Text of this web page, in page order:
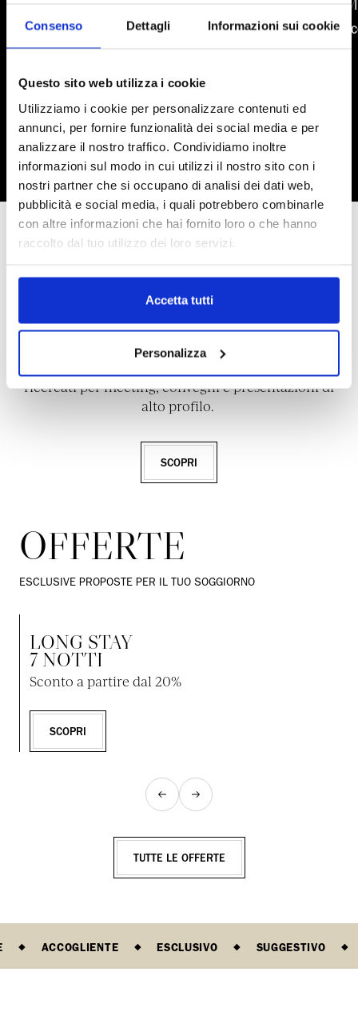
Consenso Dettagli Informazioni sui cookie
Questo sito web utilizza i cookie
Utilizziamo i cookie per personalizzare contenuti ed
annunci, per fornire funzionalità dei social media e per
analizzare il nostro traffico. Condividiamo inoltre
informazioni sul modo in cui utilizzi il nostro sito con i
nostri partner che si occupano di analisi dei dati web,
pubblicità e social media, i quali potrebbero combinarle
con altre informazioni che hai fornito loro o che hanno
raccolto dal tuo utilizzo dei loro servizi.
Accetta tutti
Personalizza
SCOPRI
SCOPRI DI PIÙ
MEETING
Hotel Valadier offre due versatili sale, impreziosite
ricercati per meeting, convegni e presentazioni di
alto profilo.
SCOPRI
OFFERTE
ESCLUSIVE PROPOSTE PER IL TUO SOGGIORNO
LONG STAY
7 NOTTI
Sconto a partire dal 20%
SCOPRI
TUTTE LE OFFERTE
ACCOGLIENTE ESCLUSIVO SUGGESTIVO